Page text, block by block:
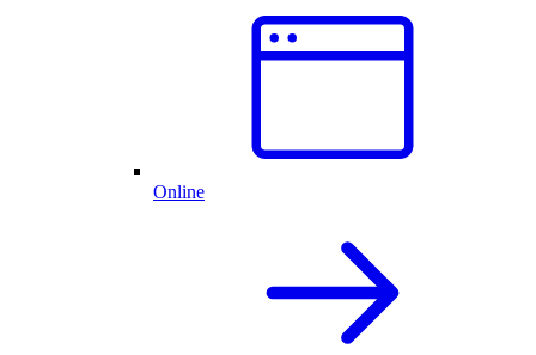
Online